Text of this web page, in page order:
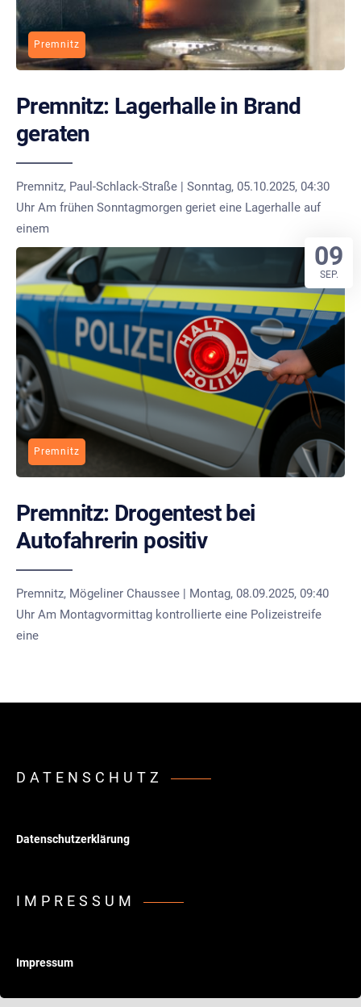
Premnitz
Premnitz: Lagerhalle in Brand
geraten
Premnitz, Paul-Schlack-Straße | Sonntag, 05.10.2025, 04:30
Uhr Am frühen Sonntagmorgen geriet eine Lagerhalle auf
einem
Premnitz
Premnitz: Drogentest bei
Autofahrerin positiv
Premnitz, Mögeliner Chaussee | Montag, 08.09.2025, 09:40
Uhr Am Montagvormittag kontrollierte eine Polizeistreife
eine
09
SEP.
DATENSCHUTZ
Datenschutzerklärung
IMPRESSUM
Impressum